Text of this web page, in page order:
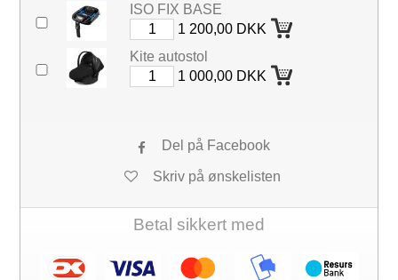
ISO FIX BASE
1 200,00 DKK
Kite autostol
1 000,00 DKK
Del på Facebook
Skriv på ønskelisten
Betal sikkert med